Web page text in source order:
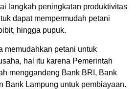
langkah peningkatan produktivitas
dapat mempermudah petani
hingga pupuk.
memudahkan petani untuk
hal itu karena Pemerintah
menggandeng Bank BRI, Bank
Bank Lampung untuk pembiayaan.